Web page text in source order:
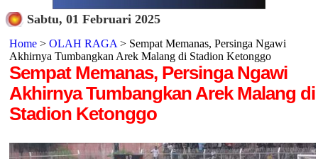
Sabtu, 01 Februari 2025
Home> OLAH RAGA > Sempat Memanas, Persinga Ngawi
Akhirnya Tumbangkan Arek Malang di Stadion Ketonggo
Sempat Memanas, Persinga Ngawi
Akhirnya Tumbangkan Arek Malang di
Stadion Ketonggo